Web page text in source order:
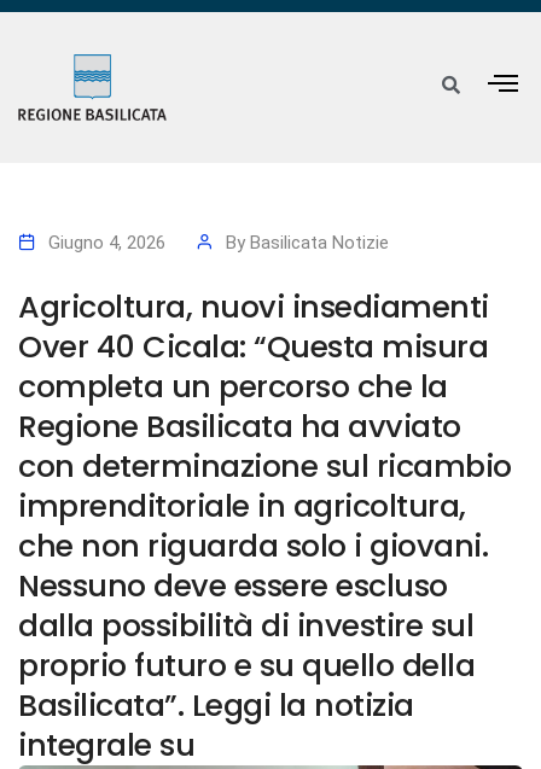
Giugno 4, 2026 By Basilicata Notizie
Agricoltura, nuovi insediamenti
Over 40 Cicala: “Questa misura
completa un percorso che la
Regione Basilicata ha avviato
con determinazione sul ricambio
imprenditoriale in agricoltura,
che non riguarda solo i giovani.
Nessuno deve essere escluso
dalla possibilità di investire sul
proprio futuro e su quello della
Basilicata”. Leggi la notizia
integrale su